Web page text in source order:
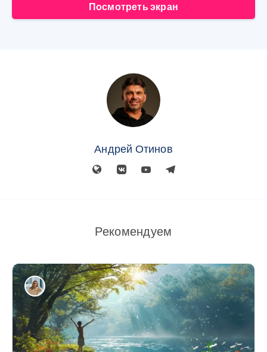
Посмотреть экран
Андрей Отинов
Рекомендуем